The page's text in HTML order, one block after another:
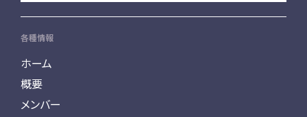
各種情報
ホーム
概要
メンバー